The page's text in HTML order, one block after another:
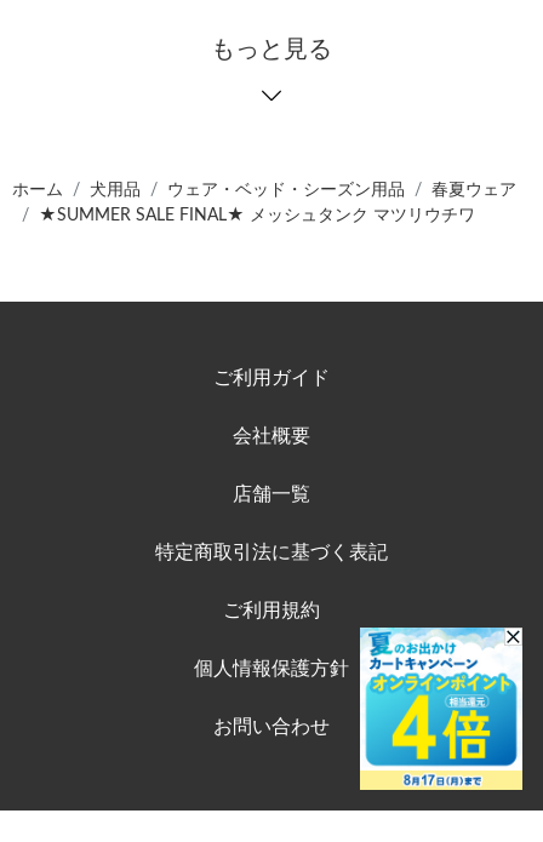
もっと見る
ホーム 犬用品 ウェア・ベッド・シーズン用品
春夏ウェア
★SUMMER SALE FINAL★ メッシュタンク マツリウチワ
ご利用ガイド
会社概要
店舗一覧
特定商取引法に基づく表記
ご利用規約
個人情報保護方針
お問い合わせ